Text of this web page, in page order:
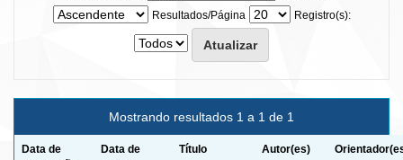
Resultados/Página
Registro(s):
Mostrando resultados 1 a 1 de 1
Data de
Data de
Título Autor(es)